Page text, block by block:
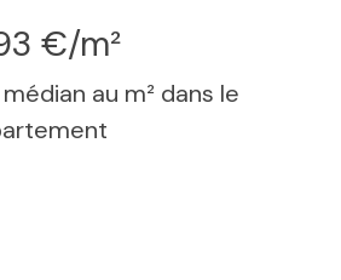
€/m²
médian au m² dans le